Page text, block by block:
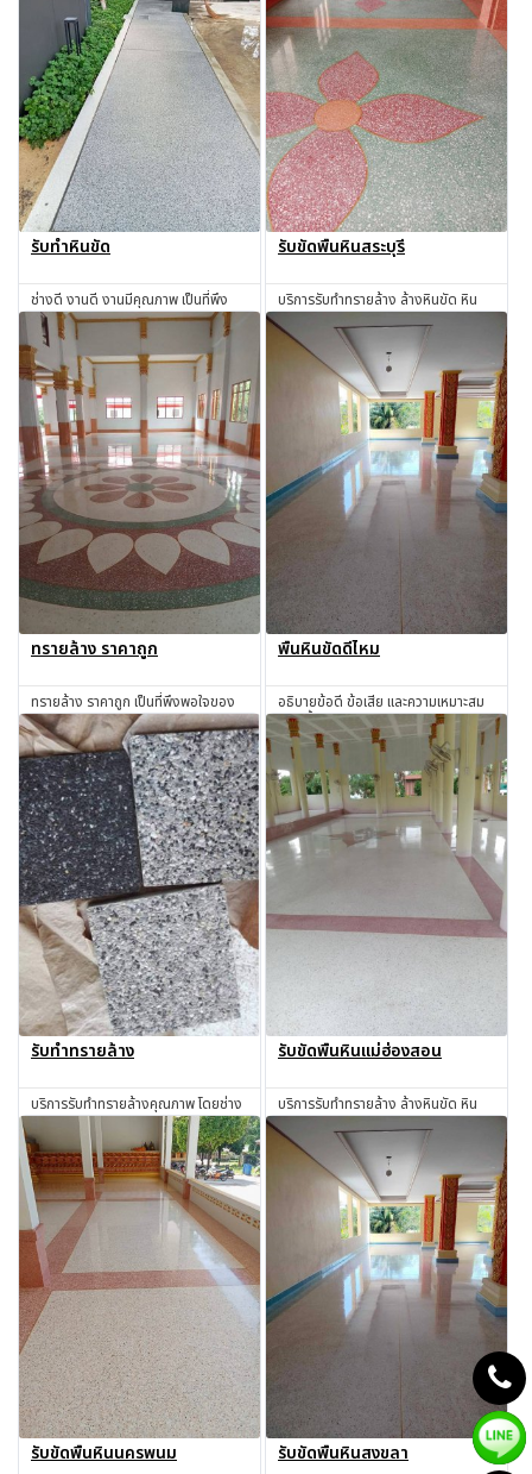
รับทำหินขัด
ช่างดี งานดี งานมีคุณภาพ เป็นที่พึง
พอใจขอทุกท่านแน่นอน !!!
สอบถาม
รับขัดพื้นหินสระบุรี
บริการรับทำทรายล้าง ล้างหินขัด หิน
ล้าง ช่างหินขัด รับทำหินขัด รับทำหิน
อ่อน รับเหมาทำทรายล้าง โดยช่างผู้มี
ประสบการณ์มากกว่า 30 ปี สระบุรี
สอบถาม
ทรายล้าง ราคาถูก
ทรายล้าง ราคาถูก เป็นที่พึงพอใจของ
ทุกท่านแน่นอน !!!
สอบถาม
พื้นหินขัดดีไหม
อธิบายข้อดี ข้อเสีย และความเหมาะสม
ของพื้นหินขัดก่อนตัดสินใจทำ
สอบถาม
รับทำทรายล้าง
บริการรับทำทรายล้างคุณภาพ โดยช่าง
มีประสบการณ์ ใช้วัสดุได้มาตรฐาน
สอบถาม
รับขัดพื้นหินแม่ฮ่องสอน
บริการรับทำทรายล้าง ล้างหินขัด หิน
ล้าง ช่างหินขัด รับทำหินขัด รับทำหิน
อ่อน รับเหมาทำทรายล้าง โดยช่างผู้มี
ประสบการณ์มากกว่า 30 ปี แม่ฮ่องสอน
สอบถาม
รับขัดพื้นหินนครพนม รับขัดพื้นหินสงขลา